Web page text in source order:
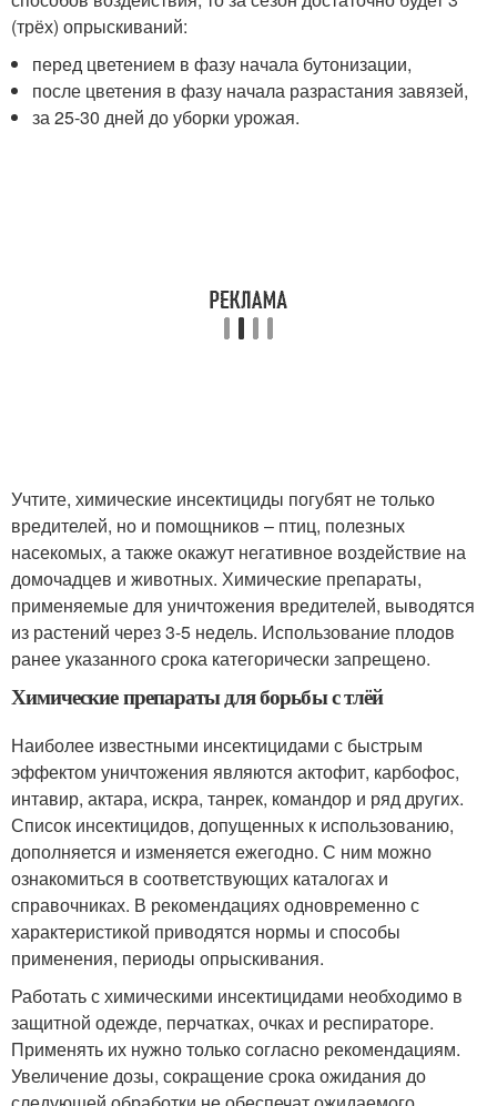
(трёх) опрыскиваний:
перед цветением в фазу начала бутонизации,
после цветения в фазу начала разрастания завязей,
за 25-30 дней до уборки урожая.
Учтите, химические инсектициды погубят не только
вредителей, но и помощников – птиц, полезных
насекомых, а также окажут негативное воздействие на
домочадцев и животных. Химические препараты,
применяемые для уничтожения вредителей, выводятся
из растений через 3-5 недель. Использование плодов
ранее указанного срока категорически запрещено.
Химические препараты для борьбы с тлёй
Наиболее известными инсектицидами с быстрым
эффектом уничтожения являются актофит, карбофос,
интавир, актара, искра, танрек, командор и ряд других.
Список инсектицидов, допущенных к использованию,
дополняется и изменяется ежегодно. С ним можно
ознакомиться в соответствующих каталогах и
справочниках. В рекомендациях одновременно с
характеристикой приводятся нормы и способы
применения, периоды опрыскивания.
Работать с химическими инсектицидами необходимо в
защитной одежде, перчатках, очках и респираторе.
Применять их нужно только согласно рекомендациям.
Увеличение дозы, сокращение срока ожидания до